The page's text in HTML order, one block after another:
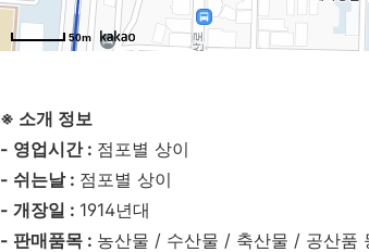
50m
※ 소개 정보
- 영업시간 : 점포별 상이
- 쉬는날 : 점포별 상이
- 개장일 : 1914년대
- 판매품목 : 농산물 / 수산물 / 축산물 / 공산품